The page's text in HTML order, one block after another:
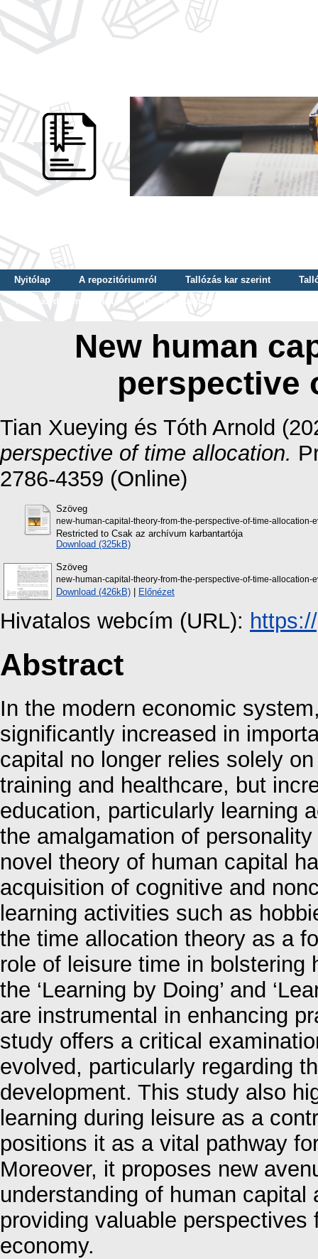
Nyitólap A repozitóriumról Tallózás kar szerint
Tallózás dátum szerint
Tallózás tudományterület szerint
New human
perspective
Tian Xueying és Tóth Arnold
perspective of time allocation.
2786-4359 (Online)
Szöveg
new-human-capital-theory-from-the-perspective-of-time-allocation-
Restricted to Csak az archívum karbantartója
Download (325kB)
Szöveg
new-human-capital-theory-from-the-perspective-of-time-allocation-
Download (426kB) | Előnézet
Hivatalos webcím (URL):
Abstract
In the modern economic
significantly increased in
capital no longer relies solely
training and healthcare, but
education, particularly learning
the amalgamation of
novel theory of human capital
acquisition of cognitive and
learning activities such as
the time allocation theory as a
role of leisure time in bolstering
the ‘Learning by Doing’ and
are instrumental in enhancing
study offers a critical
evolved, particularly regarding
development. This study also
learning during leisure as a
positions it as a vital pathway
Moreover, it proposes new
understanding of human
providing valuable
economy.